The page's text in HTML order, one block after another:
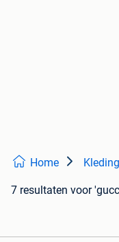
Home
7 resultaten voor